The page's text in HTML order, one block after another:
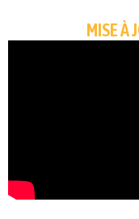
MISE À